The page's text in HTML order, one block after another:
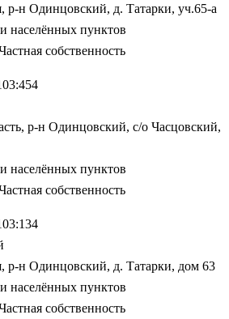
р-н Одинцовский, д. Татарки, уч.65-а
населённых пунктов
собственность
р-н Одинцовский, с/о Часцовский,
населённых пунктов
собственность
р-н Одинцовский, д. Татарки, дом 63
населённых пунктов
собственность